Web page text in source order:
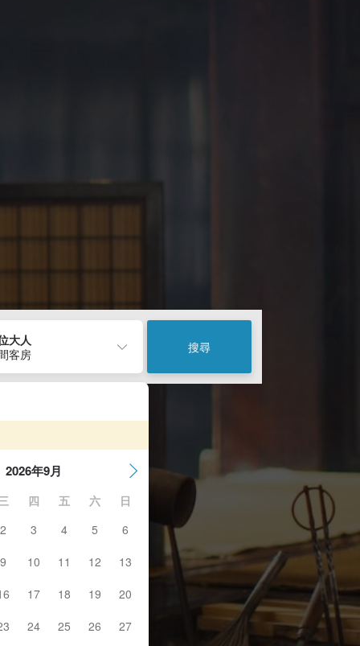
大人
客房
搜尋
2026年9月
四 五 六
日
2
3 4 5
6
9
10 11 12
13
17 18 19
20
24 25 26 27